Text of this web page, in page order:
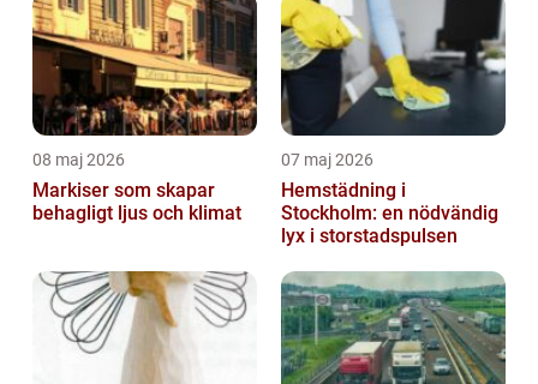
08 maj 2026
Markiser som skapar
behagligt ljus och klimat
07 maj 2026
Hemstädning i
Stockholm: en nödvändig
lyx i storstadspulsen